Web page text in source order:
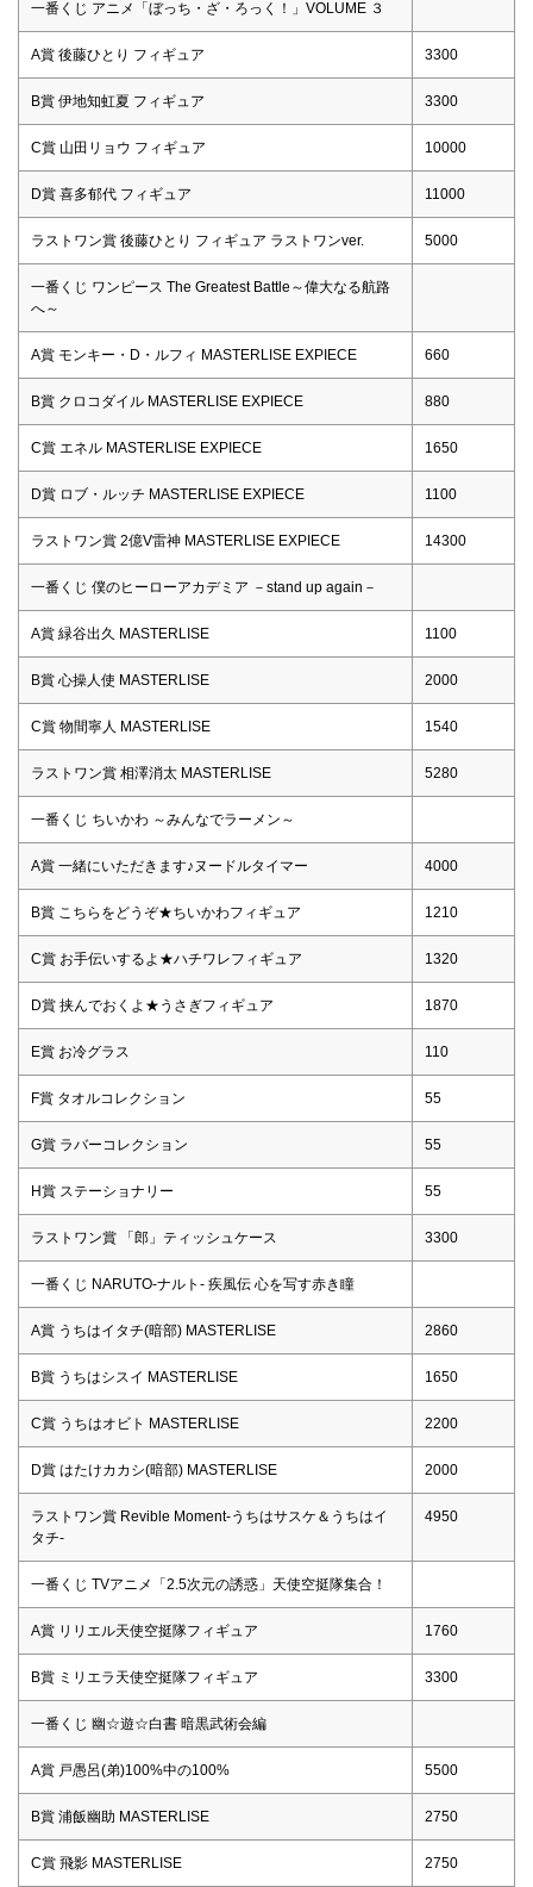
一番くじ アニメ「ぼっち・ざ・ろっく！」VOLUME ３
A賞 後藤ひとり フィギュア 3300
B賞 伊地知虹夏 フィギュア 3300
C賞 山田リョウ フィギュア 10000
D賞 喜多郁代 フィギュア 11000
ラストワン賞 後藤ひとり フィギュア ラストワンver. 5000
一番くじ ワンピース The Greatest Battle～偉大なる航路
へ～
A賞 モンキー・D・ルフィ MASTERLISE EXPIECE 660
B賞 クロコダイル MASTERLISE EXPIECE 880
C賞 エネル MASTERLISE EXPIECE 1650
D賞 ロブ・ルッチ MASTERLISE EXPIECE 1100
ラストワン賞 2億V雷神 MASTERLISE EXPIECE 14300
一番くじ 僕のヒーローアカデミア －stand up again－
A賞 緑谷出久 MASTERLISE 1100
B賞 心操人使 MASTERLISE 2000
C賞 物間寧人 MASTERLISE 1540
ラストワン賞 相澤消太 MASTERLISE 5280
一番くじ ちいかわ ～みんなでラーメン～
A賞 一緒にいただきます♪ヌードルタイマー 4000
B賞 こちらをどうぞ★ちいかわフィギュア 1210
C賞 お手伝いするよ★ハチワレフィギュア 1320
D賞 挟んでおくよ★うさぎフィギュア 1870
E賞 お冷グラス 110
F賞 タオルコレクション 55
G賞 ラバーコレクション 55
H賞 ステーショナリー 55
ラストワン賞 「郎」ティッシュケース 3300
一番くじ NARUTO-ナルト- 疾風伝 心を写す赤き瞳
A賞 うちはイタチ(暗部) MASTERLISE 2860
B賞 うちはシスイ MASTERLISE 1650
C賞 うちはオビト MASTERLISE 2200
D賞 はたけカカシ(暗部) MASTERLISE 2000
ラストワン賞 Revible Moment-うちはサスケ＆うちはイ
タチ-
4950
一番くじ TVアニメ「2.5次元の誘惑」天使空挺隊集合！
A賞 リリエル天使空挺隊フィギュア 1760
B賞 ミリエラ天使空挺隊フィギュア 3300
一番くじ 幽☆遊☆白書 暗黒武術会編
A賞 戸愚呂(弟)100%中の100% 5500
B賞 浦飯幽助 MASTERLISE 2750
C賞 飛影 MASTERLISE 2750